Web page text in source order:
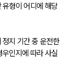
형이 어디에 해당
지 기간 중 운전한
인지에 따라 사실